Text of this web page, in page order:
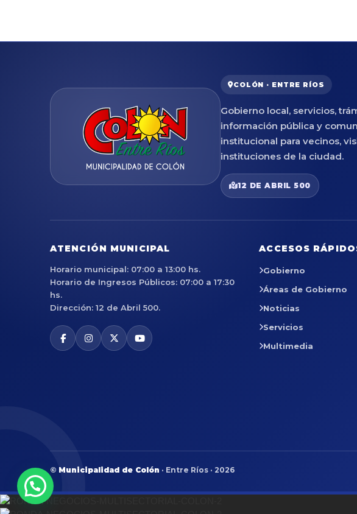
COLÓN · ENTRE RÍOS
Gobierno local, servicios,
información pública y
institucional para vecinos,
instituciones de la ciudad.
12 DE ABRIL 500
ATENCIÓN MUNICIPAL
Horario municipal: 07:00 a 13:00 hs.
Horario de Ingresos Públicos: 07:00 a 17:30
hs.
Dirección: 12 de Abril 500.
ACCESOS
Gobierno
Áreas de Gobierno
Noticias
Servicios
Multimedia
© Municipalidad de Colón · Entre Ríos · 2026